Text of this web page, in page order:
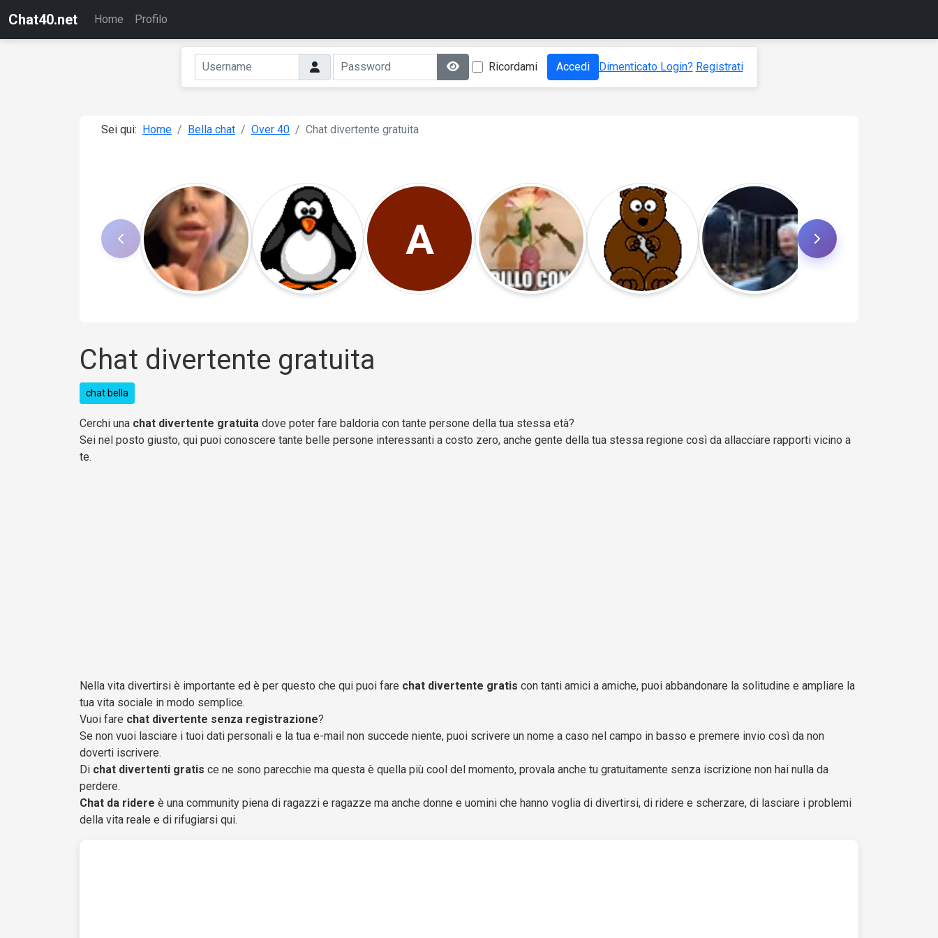
Chat40.net Home Profilo
Ricordami Accedi Dimenticato Login? Registrati
Sei qui: Home Bella chat Over 40 Chat divertente gratuita
A
Chat divertente gratuita
chat bella
Cerchi una chat divertente gratuita dove poter fare baldoria con tante persone della tua stessa età?
Sei nel posto giusto, qui puoi conoscere tante belle persone interessanti a costo zero, anche gente della tua stessa regione così da allacciare rapporti vicino a
te.
Nella vita divertirsi è importante ed è per questo che qui puoi fare chat divertente gratis con tanti amici a amiche, puoi abbandonare la solitudine e ampliare la
tua vita sociale in modo semplice.
Vuoi fare chat divertente senza registrazione?
Se non vuoi lasciare i tuoi dati personali e la tua e-mail non succede niente, puoi scrivere un nome a caso nel campo in basso e premere invio così da non
doverti iscrivere.
Di chat divertenti gratis ce ne sono parecchie ma questa è quella più cool del momento, provala anche tu gratuitamente senza iscrizione non hai nulla da
perdere.
Chat da ridere è una community piena di ragazzi e ragazze ma anche donne e uomini che hanno voglia di divertirsi, di ridere e scherzare, di lasciare i problemi
della vita reale e di rifugiarsi qui.